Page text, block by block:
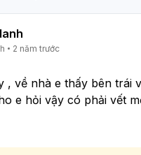
2 năm trước
, về nhà e thấy bên trái
e hỏi vậy có phải vết